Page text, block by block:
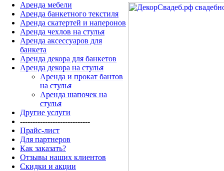
Аренда мебели
Аренда банкетного текстиля
Аренда скатертей и наперонов
Аренда чехлов на стулья
Аренда аксессуаров для
банкета
Аренда декора для банкетов
Аренда декора на стулья
Аренда и прокат бантов
на стулья
Аренда шапочек на
стулья
Другие услуги
----------------------------
Прайс-лист
Для партнеров
Как заказать?
Отзывы наших клиентов
Скидки и акции